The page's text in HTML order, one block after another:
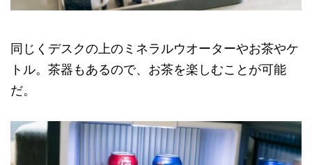
同じくデスクの上のミネラルウオーターやお茶やケ
トル。茶器もあるので、お茶を楽しむことが可能
だ。